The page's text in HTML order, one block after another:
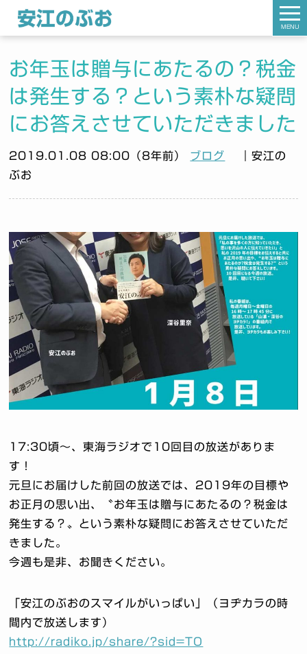
お年玉は贈与にあたるの？税金
は発生する？という素朴な疑問
にお答えさせていただきました
2019.01.08 08:00（8年前） ブログ
｜安江の
ぶお
17:30頃～、東海ラジオで10回目の放送がありま
す！
元旦にお届けした前回の放送では、2019年の目標や
お正月の思い出、〝お年玉は贈与にあたるの？税金は
発生する？〟という素朴な疑問にお答えさせていただ
きました。
今週も是非、お聞きください。
「安江のぶおのスマイルがいっぱい」（ヨヂカラの時
間内で放送します）
http://radiko.jp/share/?sid=TO
MENU